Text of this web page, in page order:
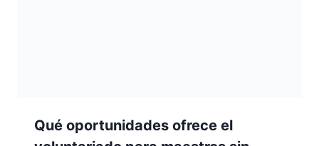
Qué oportunidades ofrece el